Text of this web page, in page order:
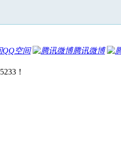
QQ空间 腾讯微博
！